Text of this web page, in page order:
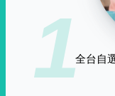
1全台自